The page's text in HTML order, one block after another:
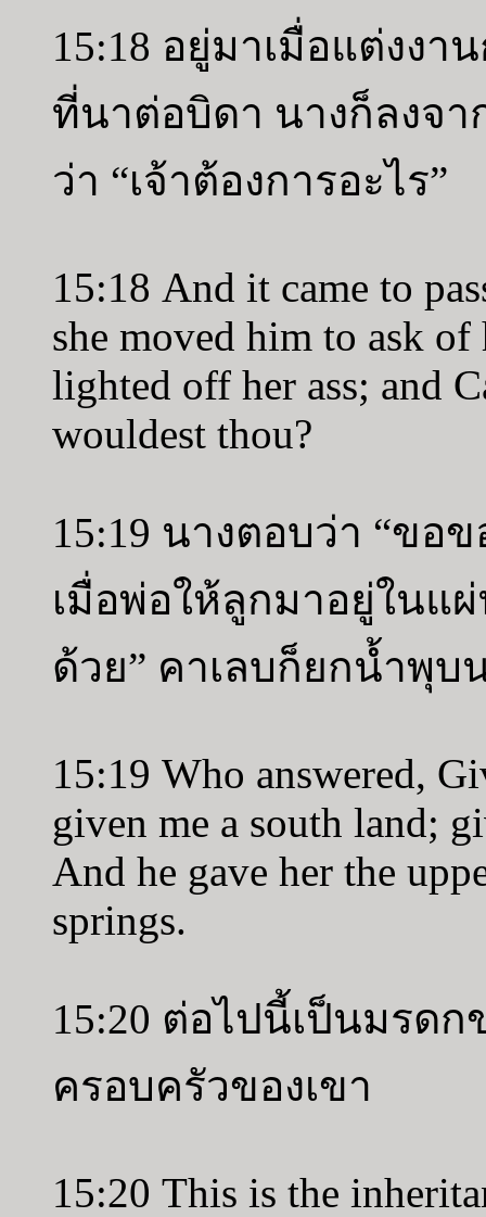
15:18 อยู่มาเมื่อแต่งง
ที่นาต่อบิดา นางก็ลงจา
ว่า “เจ้าต้องการอะไร”
15:18 And it came to
she moved him to ask
lighted off her ass; and
wouldest thou?
15:19 นางตอบว่า “ขอ
เมื่อพ่อให้ลูกมาอยู่ในแ
ด้วย” คาเลบก็ยกน้ำพุ
15:19 Who answered,
given me a south land;
And he gave her the
springs.
15:20 ต่อไปนี้เป็นมรด
ครอบครัวของเขา
15:20 This is the